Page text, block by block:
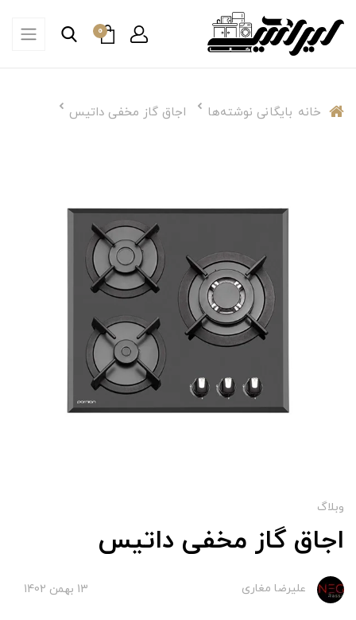
0
خانه بایگانی نوشته‌ها اجاق گاز مخفی داتیس
وبلاگ
اجاق گاز مخفی داتیس
علیرضا مغاری 13 بهمن 1402